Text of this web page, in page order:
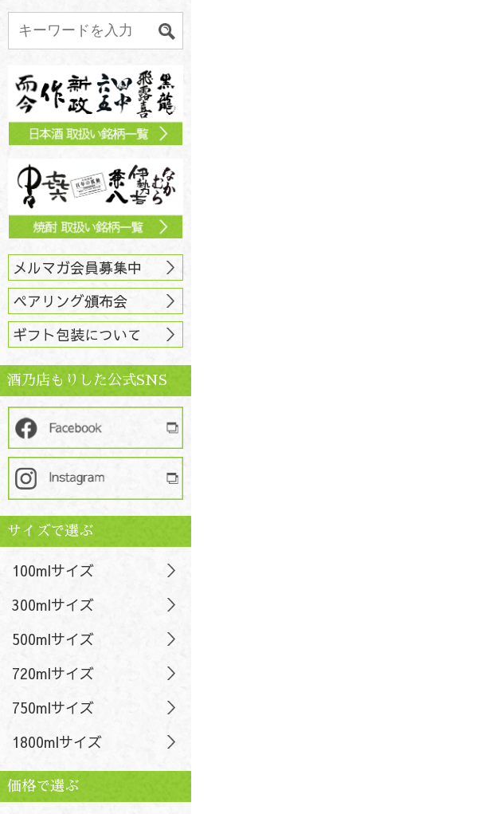
メルマガ会員募集中
ペアリング頒布会
ギフト包装について
酒乃店もりした公式SNS
サイズで選ぶ
100mlサイズ
300mlサイズ
500mlサイズ
720mlサイズ
750mlサイズ
1800mlサイズ
価格で選ぶ